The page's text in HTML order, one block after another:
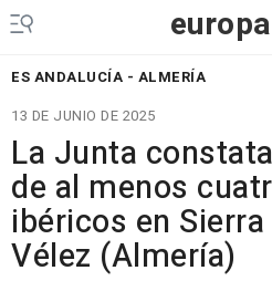
europa
ES ANDALUCÍA - ALMERÍA
13 DE JUNIO DE 2025
La Junta
de al menos
ibéricos en
Vélez (Almería)